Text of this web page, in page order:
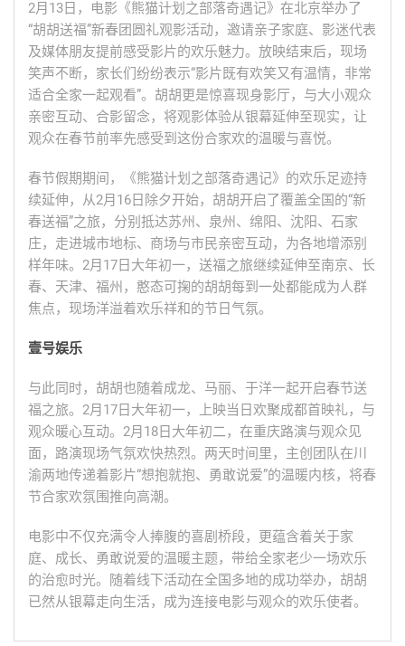
2月13日，电影《熊猫计划之部落奇遇记》在北京举办了
“胡胡送福”新春团圆礼观影活动，邀请亲子家庭、影迷代表
及媒体朋友提前感受影片的欢乐魅力。放映结束后，现场
笑声不断，家长们纷纷表示“影片既有欢笑又有温情，非常
适合全家一起观看”。胡胡更是惊喜现身影厅，与大小观众
亲密互动、合影留念，将观影体验从银幕延伸至现实，让
观众在春节前率先感受到这份合家欢的温暖与喜悦。
春节假期期间，《熊猫计划之部落奇遇记》的欢乐足迹持
续延伸，从2月16日除夕开始，胡胡开启了覆盖全国的“新
春送福”之旅，分别抵达苏州、泉州、绵阳、沈阳、石家
庄，走进城市地标、商场与市民亲密互动，为各地增添别
样年味。2月17日大年初一，送福之旅继续延伸至南京、长
春、天津、福州，憨态可掬的胡胡每到一处都能成为人群
焦点，现场洋溢着欢乐祥和的节日气氛。
壹号娱乐
与此同时，胡胡也随着成龙、马丽、于洋一起开启春节送
福之旅。2月17日大年初一，上映当日欢聚成都首映礼，与
观众暖心互动。2月18日大年初二，在重庆路演与观众见
面，路演现场气氛欢快热烈。两天时间里，主创团队在川
渝两地传递着影片“想抱就抱、勇敢说爱”的温暖内核，将春
节合家欢氛围推向高潮。
电影中不仅充满令人捧腹的喜剧桥段，更蕴含着关于家
庭、成长、勇敢说爱的温暖主题，带给全家老少一场欢乐
的治愈时光。随着线下活动在全国多地的成功举办，胡胡
已然从银幕走向生活，成为连接电影与观众的欢乐使者。